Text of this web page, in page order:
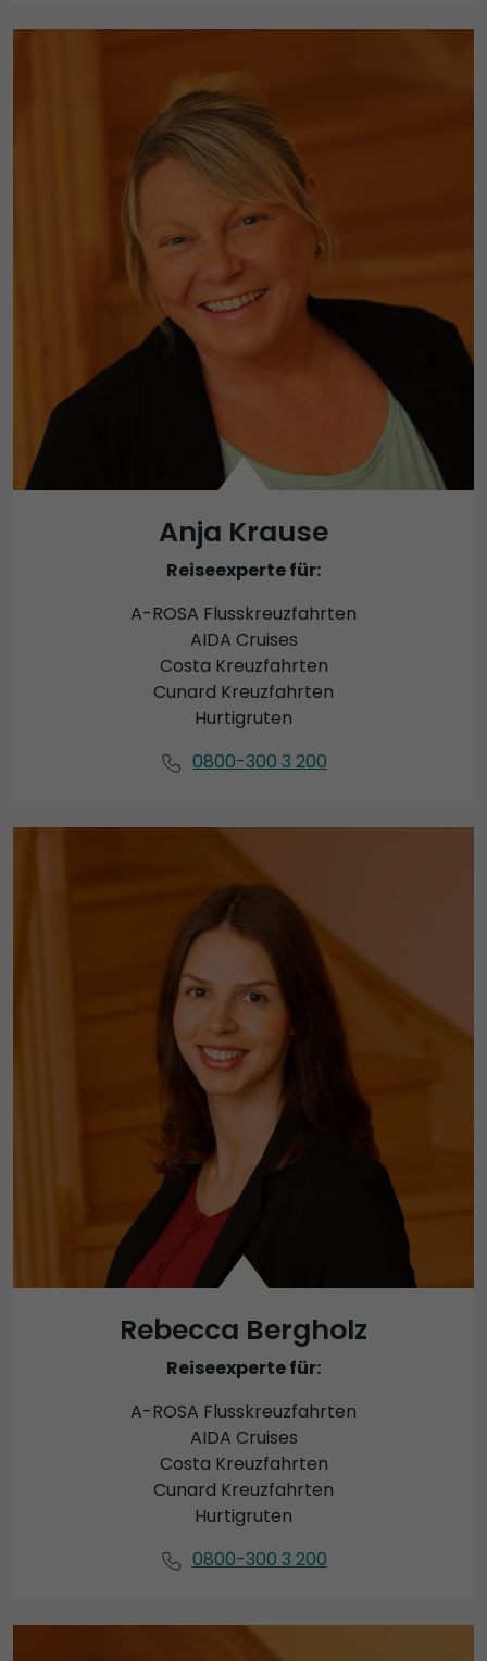
Anja Krause
Reiseexperte für:
A-ROSA Flusskreuzfahrten
AIDA Cruises
Costa Kreuzfahrten
Cunard Kreuzfahrten
Hurtigruten
0800-300 3 200
Rebecca Bergholz
Reiseexperte für:
A-ROSA Flusskreuzfahrten
AIDA Cruises
Costa Kreuzfahrten
Cunard Kreuzfahrten
Hurtigruten
0800-300 3 200